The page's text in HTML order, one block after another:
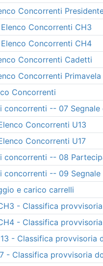
Concorrenti
Concorrenti CH3
Concorrenti CH4
Concorrenti Cadetti
Concorrenti Primavela
Concorrenti
concorrenti -- 07
Concorrenti U13
Concorrenti U17
concorrenti -- 08
concorrenti -- 09
e carico carrelli
- Classifica
- Classifica
- Classifica provvisoria
- Classifica provvisoria